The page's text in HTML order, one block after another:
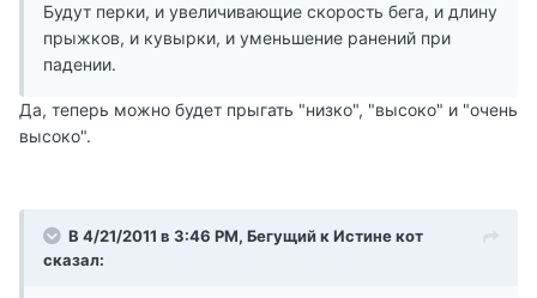
Будут перки, и увеличивающие скорость бега, и длину
прыжков, и кувырки, и уменьшение ранений при
падении.
Да, теперь можно будет прыгать "низко", "высоко" и "очень
высоко".
В 4/21/2011 в 3:46 PM, Бегущий к Истине кот
сказал: